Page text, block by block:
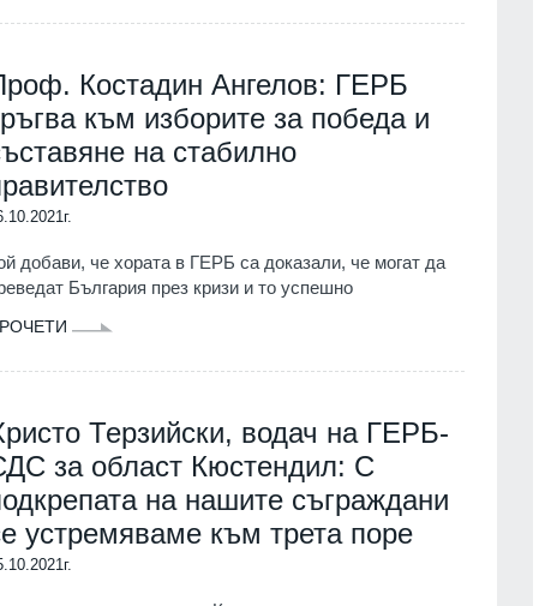
Костадин Ангелов: ГЕРБ
към изборите за победа и
на стабилно
добави, че хората в ГЕРБ са доказали, че могат да
България през кризи и то успешно
Терзийски, водач на ГЕРБ-
за област Кюстендил: С
на нашите съграждани
устремяваме към трета поре
31.07.2026г.
не е
на
и
Богородичният
днес
01.08.2026г.
Горна
три години
SIM карта,
в
03.08.2026г.
15
Враца 03.08.2026г.
посещение в АЕЦ "Козлодуй"
17
The Atlantic: Тръмп отказа да
предаде нови ракети "Пейтриът" на
Украйна
Светът 31.07.2026г.